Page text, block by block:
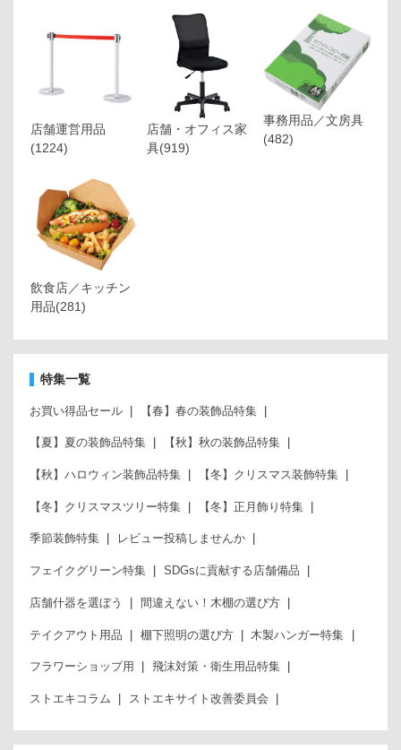
店舗運営用品
(1224)
店舗・オフィス家
具(919)
事務用品／文房具
(482)
飲食店／キッチン
用品(281)
特集一覧
お買い得品セール 【春】春の装飾品特集
【夏】夏の装飾品特集 【秋】秋の装飾品特集
【秋】ハロウィン装飾品特集 【冬】クリスマス装飾特集
【冬】クリスマスツリー特集 【冬】正月飾り特集
季節装飾特集 レビュー投稿しませんか
フェイクグリーン特集 SDGsに貢献する店舗備品
店舗什器を選ぼう 間違えない！木棚の選び方
テイクアウト用品 棚下照明の選び方 木製ハンガー特集
フラワーショップ用 飛沫対策・衛生用品特集
ストエキコラム ストエキサイト改善委員会